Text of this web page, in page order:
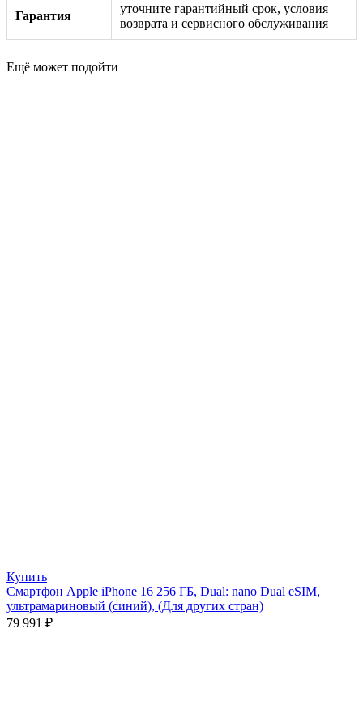
Гарантия
уточните гарантийный срок, условия
возврата и сервисного обслуживания
Ещё может подойти
Купить
Смартфон Apple iPhone 16 256 ГБ, Dual: nano Dual eSIM,
ультрамариновый (синий), (Для других стран)
79 991 ₽